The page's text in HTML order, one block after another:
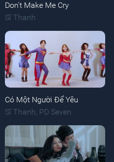
Don't Make Me Cry
Sĩ Thanh
Có Một Người Để Yêu
Sĩ Thanh PD Seven